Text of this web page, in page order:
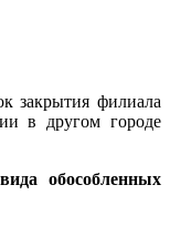
закрытия филиала
в другом городе
обособленных